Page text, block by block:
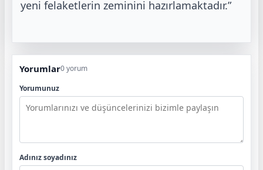
yeni felaketlerin zeminini hazırlamaktadır.”
Yorumlar0 yorum
Yorumunuz
Adınız soyadınız